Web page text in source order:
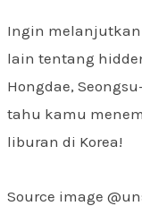
Ingin melanjutkan
lain tentang
Hongdae,
tahu kamu
liburan di Korea!
Source image